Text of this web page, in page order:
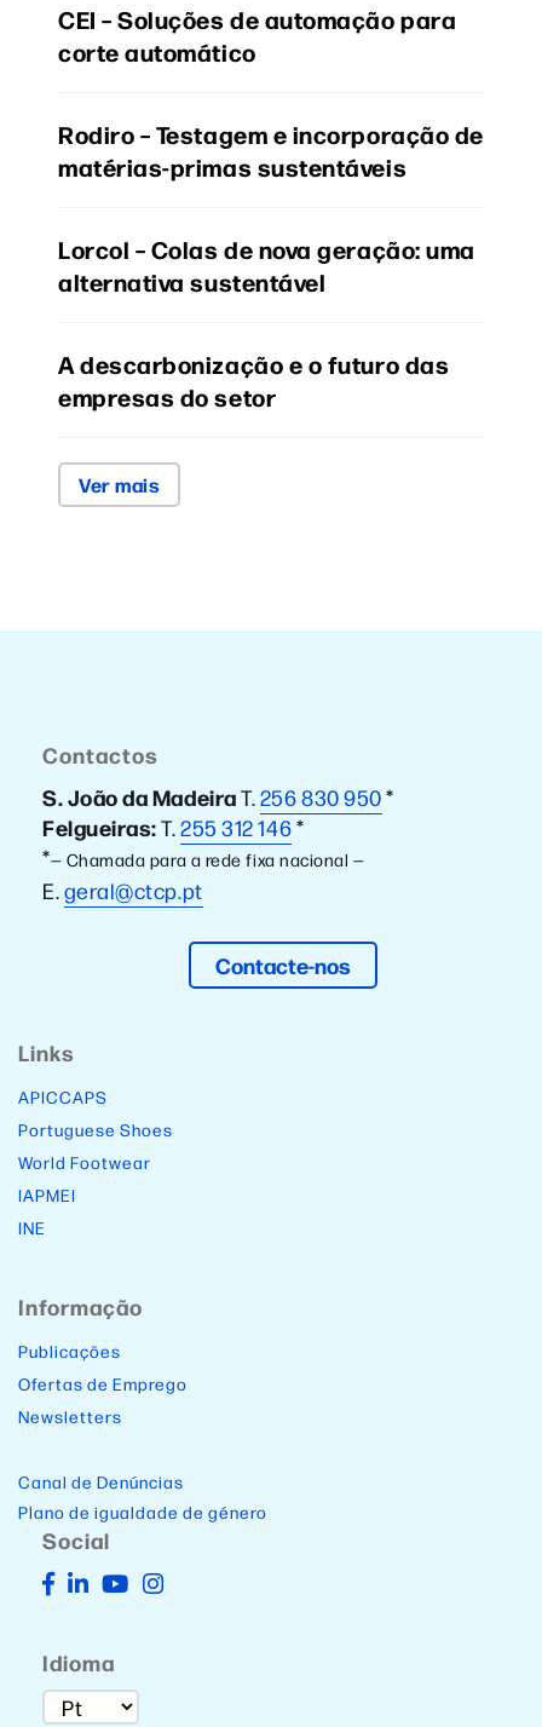
CEI – Soluções de automação para
corte automático
Rodiro – Testagem e incorporação de
matérias-primas sustentáveis
Lorcol – Colas de nova geração: uma
alternativa sustentável
A descarbonização e o futuro das
empresas do setor
Ver mais
Contactos
S. João da MadeiraT.256 830 950*
Felgueiras:T.255 312 146*
*— Chamada para a rede fixa nacional —
E.geral@ctcp.pt
Contacte-nos
Links
APICCAPS
Portuguese Shoes
World Footwear
IAPMEI
INE
Informação
Publicações
Ofertas de Emprego
Newsletters
Canal de Denúncias
Plano de igualdade de género
Social
Idioma